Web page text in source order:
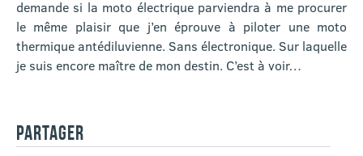
demande si la moto électrique parviendra à me procurer
le même plaisir que j’en éprouve à piloter une moto
thermique antédiluvienne. Sans électronique. Sur laquelle
je suis encore maître de mon destin. C’est à voir…
PARTAGER